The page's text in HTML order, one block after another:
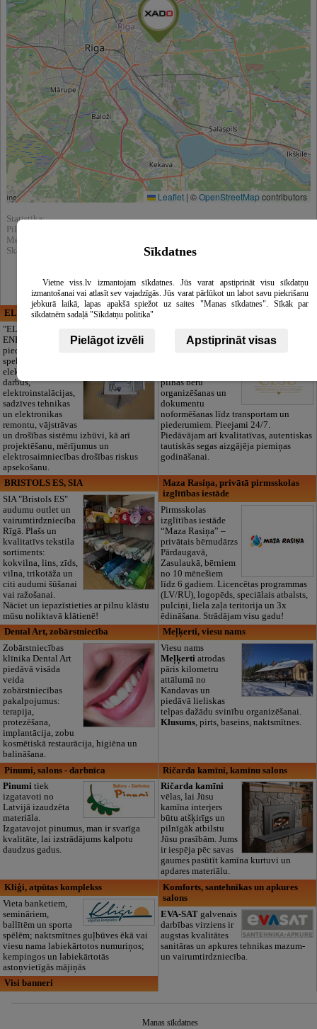
Leaflet | ©OpenStreetMapcontributors
Statistika:
Pilnībā apskatīts : 7931
Meklēšnas rezultātos parādīts : 19918
Skatīt arī katalogā :
Motoru eļļas, smērvielas
ELECTRIC ENERGY
"ELECTRIC
ENERGY Kandava"
piedāvā pilna
spektra
elektromontāžas
darbus,
elektroinstalācijas,
sadzīves tehnikas
un elektronikas
remontu, vājstrāvas
un drošības sistēmu izbūvi, kā arī
projektēšanu, mērījumus un
elektrosaimniecības drošības riskus
apsekošanu.
Cieņpilnas atvadas
pilnas bēru
organizēšanas un
dokumentu
noformēšanas līdz transportam un
piederumiem. Pieejami 24/7.
Piedāvājam arī kvalitatīvas, autentiskas
tautiskās segas aizgājēja piemiņas
godināšanai.
BRISTOLS ES, SIA
SIA "Bristols ES"
audumu outlet un
vairumtirdzniecība
Rīgā. Plašs un
kvalitatīvs tekstila
sortiments:
kokvilna, lins, zīds,
vilna, trikotāža un
citi audumi šūšanai
vai ražošanai.
Nāciet un iepazīstieties ar pilnu klāstu
mūsu noliktavā klātienē!
Maza Rasiņa, privātā pirmsskolas
izglītības iestāde
Pirmsskolas
izglītības iestāde
“Maza Rasiņa” –
privātais bērnudārzs
Pārdaugavā,
Zasulaukā, bērniem
no 10 mēnešiem
līdz 6 gadiem. Licencētas programmas
(LV/RU), logopēds, speciālais atbalsts,
pulciņi, liela zaļa teritorija un 3x
ēdināšana. Strādājam visu gadu!
Dental Art, zobārstniecība
Zobārstniecības
klīnika Dental Art
piedāvā visāda
veida
zobārstniecības
pakalpojumus:
terapija,
protezēšana,
implantācija, zobu
kosmētiskā restaurācija, higiēna un
balināšana.
Meļķerti, viesu nams
Viesu nams
Meļķerti atrodas
pāris kilometru
attālumā no
Kandavas un
piedāvā lieliskas
telpas dažādu svinību organizēšanai.
Klusums, pirts, baseins, naktsmītnes.
Pinumi, salons - darbnīca
Pinumitiek
izgatavoti no
Latvijā izaudzēta
materiāla.
Izgatavojot pinumus, man ir svarīga
kvalitāte, lai izstrādājums kalpotu
daudzus gadus.
Ričarda kamīni, kamīnu salons
Ričarda kamīni
vēlas, lai Jūsu
kamīna interjers
būtu atšķirīgs un
pilnīgāk atbilstu
Jūsu prasībām. Jums
ir iespēja pēc savas
gaumes pasūtīt kamīna kurtuvi un
apdares materiālu.
Kliģi, atpūtas komplekss
Vieta banketiem,
semināriem,
ballītēm un sporta
spēlēm; naktsmītnes guļbūves ēkā vai
viesu nama labiekārtotos numuriņos;
kempingos un labiekārtotās
astoņvietīgās mājiņās
Komforts, santehnikas un apkures
salons
EVA-SAT galvenais
darbības virziens ir
augstas kvalitātes
sanitāras un apkures tehnikas mazum-
un vairumtirdzniecība.
Visi banneri
Sīkdatnes
Vietne viss.lv izmantojam sīkdatnes. Jūs varat apstiprināt visu sīkdatņu
izmantošanai vai atlasīt sev vajadzīgās. Jūs varat pārlūkot un labot savu piekrišanu
jebkurā laikā, lapas apakšā spiežot uz saites "Manas sīkdatnes". Sīkāk par
sīkdatnēm sadaļā "Sīkdatņu politika"
Pielāgot izvēli Apstiprināt visas
Manas sīkdatnes